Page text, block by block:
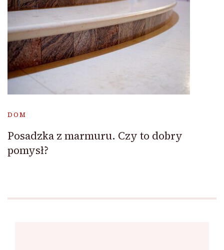
DOM
Posadzka z marmuru. Czy to dobry
pomysł?